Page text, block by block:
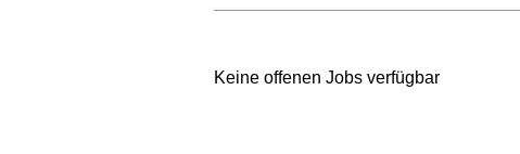
Keine offenen Jobs verfügbar